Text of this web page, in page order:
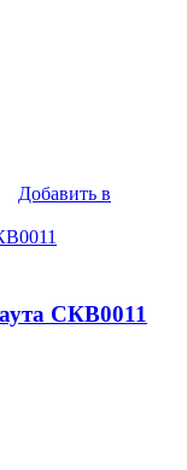
Добавить в
СКВ0011